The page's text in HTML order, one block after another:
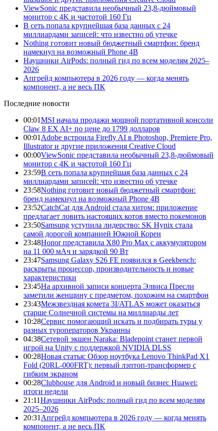
ViewSonic представила необычный 23,8-дюймовый
монитор с 4K и частотой 160 Гц
В сеть попала крупнейшая база данных с 24
миллиардами записей: что известно об утечке
Nothing готовит новый бюджетный смартфон: бренд
намекнул на возможный Phone 4B
Наушники AirPods: полный гид по всем моделям 2025–
2026
Апгрейд компьютера в 2026 году — когда менять
компонент, а не весь ПК
Последние новости
00:01MSI начала продажи мощной портативной консоли
Claw 8 EX AI+ по цене до 1799 долларов
00:01 Adobe встроила Firefly AI в Photoshop, Premiere Pro,
Illustrator и другие приложения Creative Cloud
00:00ViewSonic представила необычный 23,8-дюймовый
монитор с 4K и частотой 160 Гц
23:59В сеть попала крупнейшая база данных с 24
миллиардами записей: что известно об утечке
23:58Nothing готовит новый бюджетный смартфон:
бренд намекнул на возможный Phone 4B
23:52CatchCat для Android стала хитом: приложение
предлагает ловить настоящих котов вместо покемонов
23:50Samsung уступила лидерство: SK Hynix стала
самой дорогой компанией Южной Кореи
23:48Honor представила X80 Pro Max с аккумулятором
на 11 000 мАч и зарядкой 90 Вт
23:47Samsung Galaxy S26 FE появился в Geekbench:
раскрыты процессор, производительность и новые
характеристики
23:45На архивной записи концерта Элвиса Пресли
заметили женщину с предметом, похожим на смартфон
23:43Межзвездная комета 3I/ATLAS может оказаться
старше Солнечной системы на миллиарды лет
10:28Сервис помогающий искать и подбирать туры у
разных туроператоров Украины
04:38Сетевой экшен Naraka: Bladepoint станет первой
игрой на Unity с поддержкой NVIDIA DLSS
00:28Новая статья: Обзор ноутбука Lenovo ThinkPad X1
Fold (20RL-000FRT): первый лэптоп-трансформер с
гибким экраном
00:28Clubhouse для Android и новый бизнес Huawei:
итоги недели
21:11Наушники AirPods: полный гид по всем моделям
2025–2026
20:31 Апгрейд компьютера в 2026 году — когда менять
компонент, а не весь ПК